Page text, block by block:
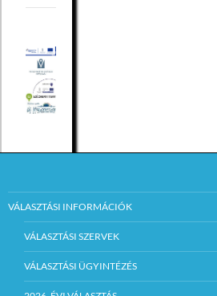
VÁLASZTÁSI INFORMÁCIÓK
VÁLASZTÁSI SZERVEK
VÁLASZTÁSI ÜGYINTÉZÉS